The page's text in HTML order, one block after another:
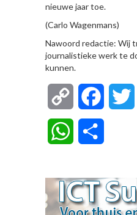
nieuwe jaar toe.
(Carlo Wagenmans)
Nawoord redactie: Wij
journalistieke werk te
kunnen.
Copy
Link
WhatsApp